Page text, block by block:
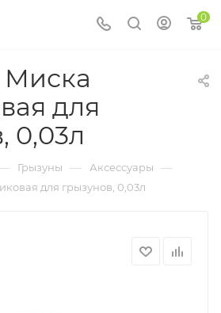
0
Миска
для
0,03л
Грызуны — Аксессуары —
для грызунов, 0,03л